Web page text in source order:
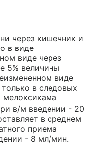
через кишечник и
в виде
виде через
5% величины
виде
в следовых
мелоксикама
в/м введении - 20
в среднем
приема
- 8 мл/мин.